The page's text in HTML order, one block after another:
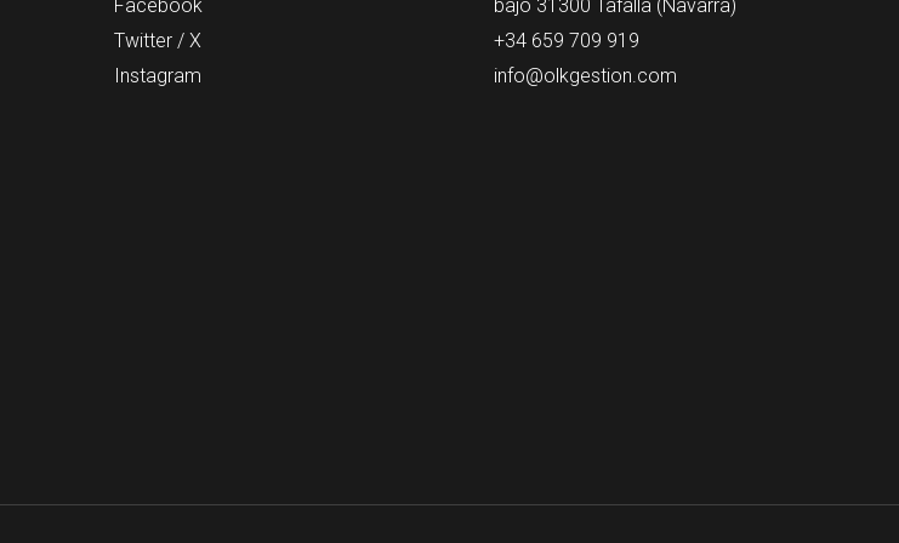
Facebook
Twitter / X
Instagram
bajo 31300 Tafalla (Navarra)
+34 659 709 919
info@olkgestion.com